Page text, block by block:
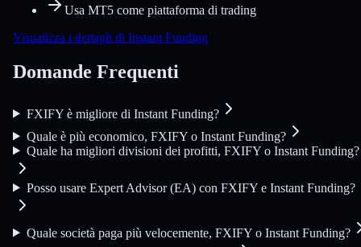
Usa MT5 come piattaforma di trading
Visualizza i dettagli di Instant Funding
Domande Frequenti
FXIFY è migliore di Instant Funding?
Quale è più economico, FXIFY o Instant Funding?
Quale ha migliori divisioni dei profitti, FXIFY o Instant Funding?
Posso usare Expert Advisor (EA) con FXIFY e Instant Funding?
Quale società paga più velocemente, FXIFY o Instant Funding?